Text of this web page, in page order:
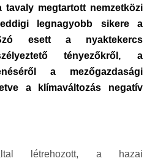
tavaly megtartott nemzetközi
legnagyobb sikere a
esett a nyaktekercs
tényezőkről, a
a mezőgazdasági
a klímaváltozás negatív
létrehozott, a hazai